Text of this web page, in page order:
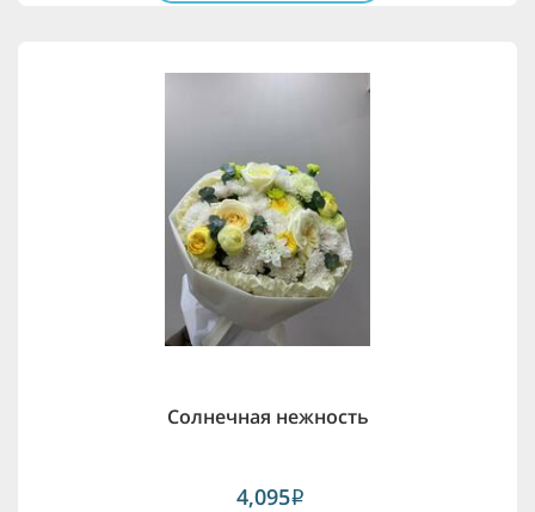
Солнечная нежность
4,095i